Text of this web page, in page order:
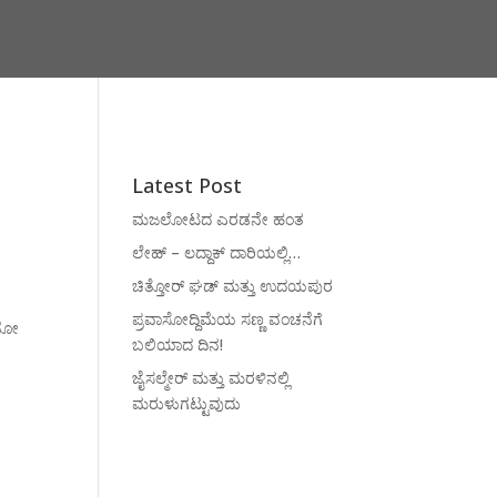
Latest Post
ಮಜಲೋಟದ ಎರಡನೇ ಹಂತ
ಲೇಹ್ – ಲದ್ದಾಕ್ ದಾರಿಯಲ್ಲಿ…
ಚಿತ್ತೋರ್ ಘಡ್ ಮತ್ತು ಉದಯಪುರ
ಪ್ರವಾಸೋದ್ದಿಮೆಯ ಸಣ್ಣ ವಂಚನೆಗೆ
ಬಲಿಯಾದ ದಿನ!
ಜೈಸಲ್ಮೇರ್ ಮತ್ತು ಮರಳಿನಲ್ಲಿ
ಮರುಳುಗಟ್ಟುವುದು